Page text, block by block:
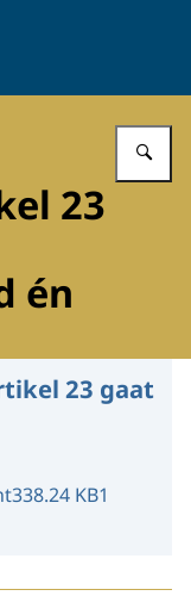
23
én
23 gaat
338.24 KB1